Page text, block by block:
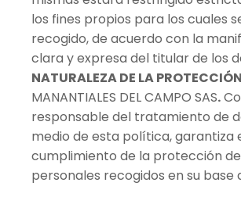
los fines propios para los cuales
recogido, de acuerdo con la
clara y expresa del titular de los
NATURALEZA DE LA
MANANTIALES DEL CAMPO SAS.
responsable del tratamiento de
medio de esta política, garantiza
cumplimiento de la protección
personales recogidos en su base